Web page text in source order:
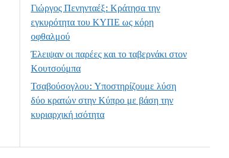
Γιώργος Πενηνταέξ: Κράτησα την
εγκυρότητα του ΚΥΠΕ ως κόρη
οφθαλμού
Έλειψαν οι παρέες και το ταβερνάκι στον
Κουτσούμπα
Τσαβούσογλου: Υποστηρίζουμε λύση
δύο κρατών στην Κύπρο με βάση την
κυριαρχική ισότητα